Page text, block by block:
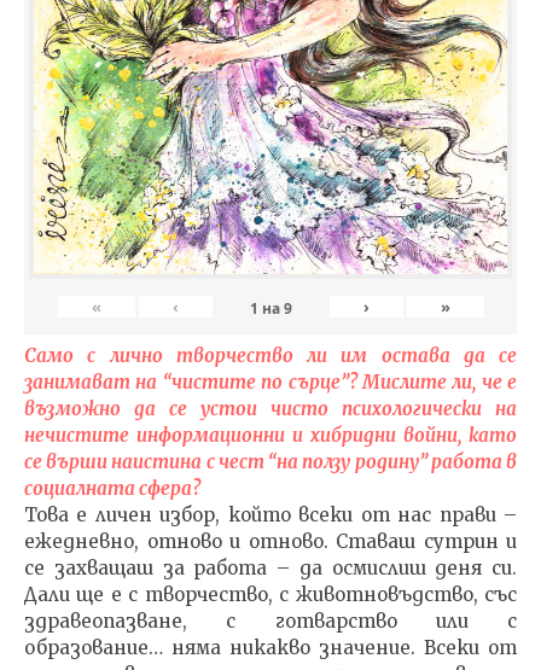
« ‹ 1 на9 › »
Само с лично творчество ли им остава да се
занимават на “чистите по сърце”? Мислите ли, че е
възможно да се устои чисто психологически на
нечистите информационни и хибридни войни, като
се върши наистина с чест “на ползу родину” работа в
социалната сфера?
Това е личен избор, който всеки от нас прави –
ежедневно, отново и отново. Ставаш сутрин и
се захващаш за работа – да осмислиш деня си.
Дали ще е с творчество, с животновъдство, със
здравеопазване, с готварство или с
образование… няма никакво значение. Всеки от